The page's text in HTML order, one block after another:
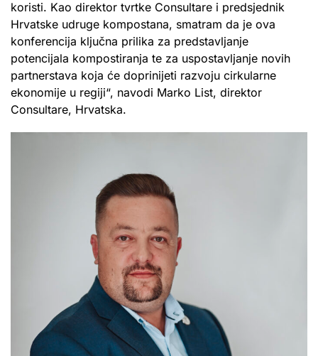
koristi. Kao direktor tvrtke Consultare i predsjednik
Hrvatske udruge kompostana, smatram da je ova
konferencija ključna prilika za predstavljanje
potencijala kompostiranja te za uspostavljanje novih
partnerstava koja će doprinijeti razvoju cirkularne
ekonomije u regiji“, navodi Marko List, direktor
Consultare, Hrvatska.